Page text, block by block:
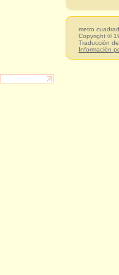
metro
Copyright ©
Traducción
Información